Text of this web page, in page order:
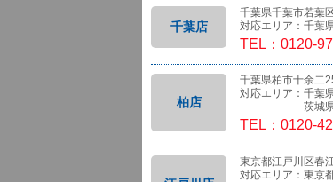
千葉店
千葉県千葉市若葉
対応エリア：千葉
TEL：0120-
柏店
千葉県柏市十余二
対応エリア：千葉
茨城県…取
TEL：0120-
東京都江戸川区春
対応エリア：東京